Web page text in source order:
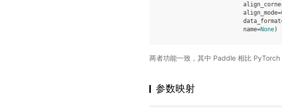
align_mode=
data_format
name=None)
两者功能一致，其中 Paddle 相比 PyTorch
参数映射